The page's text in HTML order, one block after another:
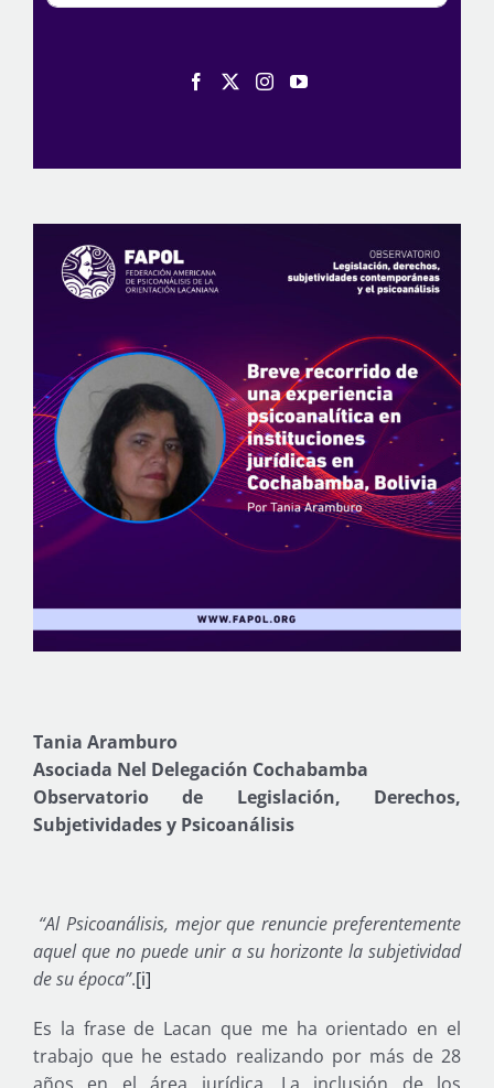
Larger
Image
Tania Aramburo
Asociada Nel Delegación Cochabamba
Observatorio de Legislación, Derechos,
Subjetividades y Psicoanálisis
“Al Psicoanálisis, mejor que renuncie preferentemente
aquel que no puede unir a su horizonte la subjetividad
de su época”.[i]
Es la frase de Lacan que me ha orientado en el
trabajo que he estado realizando por más de 28